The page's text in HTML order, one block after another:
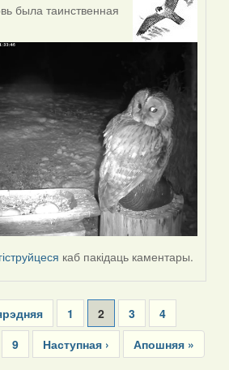
была таинственная
каб пакідаць каментары.
Page
1
Current
page
2 Page
3 Page
4
Page
9
Next
page
Наступная ›
Last
page
Апошняя »